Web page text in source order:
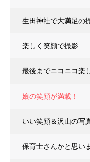
生田神社で大満足の
楽しく笑顔で撮影
最後までニコニコ楽
娘の笑顔が満載！
いい笑顔＆沢山の写
保育士さんかと思い